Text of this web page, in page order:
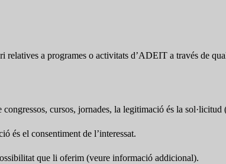
a programes o activitats d’ADEIT a través de
cursos, jornades, la legitimació és la
és el consentiment de l’interessat.
que li oferim (veure informació addicional).